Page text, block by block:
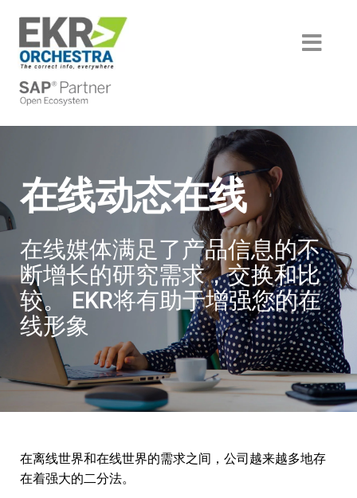
content
部门
汽车
机械和包装
工业和设计组件
家庭和工业自动化
技术文档服务
Boteco
Baltur
Blue Box
Came
Camozzi
Docutec
Elesa
Filmop International
后端
技术
翻译和术语
创作和信息管理
媒体离线静态
在线动态在线
服务
分析
内容刺激
螺个手指
智能文档创建
旧系统集成
一体化
训练
Eprel
机构
历史
认识团队
跟我们工作
培训门户
下载和资源
常问问题
联系人
伙伴
翻译合作伙伴
翻译合作伙伴
技术合作伙伴
尝试EKR
在线动态在线
在线媒体满足了产品信息的不
断增长的研究需求，交换和比
较。 EKR将有助于增强您的在
线形象
在离线世界和在线世界的需求之间，公司越来越多地存
在着强大的二分法。